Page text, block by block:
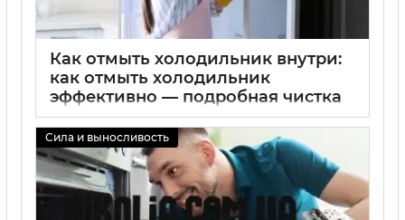
Как отмыть холодильник внутри:
как отмыть холодильник
эффективно — подробная чистка
изнутри, лучшие средства и
советы по уборке
02 09 2025 0
Сила и выносливость